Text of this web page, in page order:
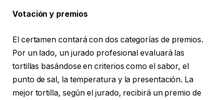
Votación y premios
El certamen contará con dos categorías de premios.
Por un lado, un jurado profesional evaluará las
tortillas basándose en criterios como el sabor, el
punto de sal, la temperatura y la presentación. La
mejor tortilla, según el jurado, recibirá un premio de